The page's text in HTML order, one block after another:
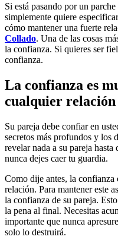
Si está pasando por un
simplemente quiere
cómo mantener una fuerte
Collado. Una de las cosas
la confianza. Si quieres ser
confianza.
La confianza es
cualquier relación
Su pareja debe confiar en
secretos más profundos y los
revelar nada a su pareja hasta
nunca dejes caer tu guardia.
Como dije antes, la
relación. Para mantener este
la confianza de su pareja.
la pena al final. Necesitas
importante que nunca
solo lo destruirá.